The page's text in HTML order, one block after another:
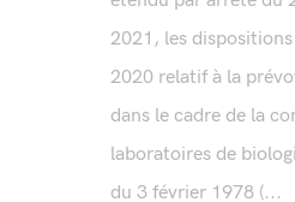
2021, les
2020 relatif à la
dans le cadre de la
laboratoires de
du 3 février 1978 (...